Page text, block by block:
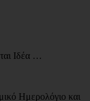
Ιδέα …
Ημερολόγιο και